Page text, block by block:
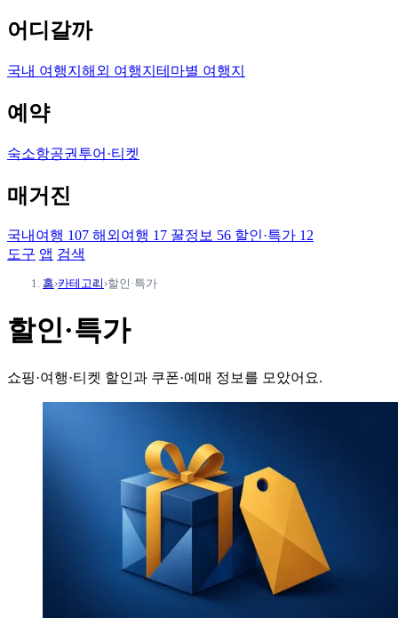
어디갈까
국내 여행지 해외 여행지 테마별 여행지
예약
숙소항공권 투어·티켓
매거진
국내여행 107 해외여행 17 꿀정보 56 할인·특가 12
도구 앱 검색
홈›카테고리 ›할인·특가
할인·특가
쇼핑·여행·티켓 할인과 쿠폰·예매 정보를 모았어요.